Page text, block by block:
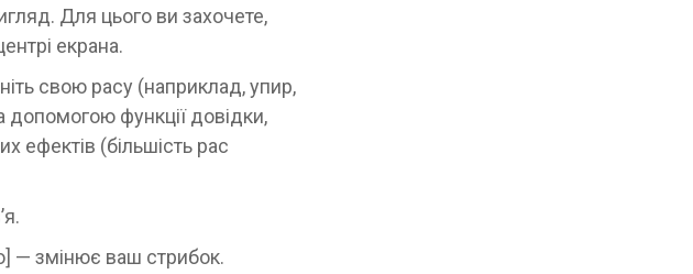
Для цього ви захочете,
екрана.
свою расу (наприклад, упир,
допомогою функції довідки,
ефектів (більшість рас
— змінює ваш стрибок.